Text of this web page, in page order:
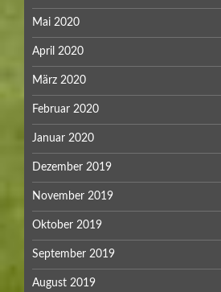
Mai 2020
April 2020
März 2020
Februar 2020
Januar 2020
Dezember 2019
November 2019
Oktober 2019
September 2019
August 2019